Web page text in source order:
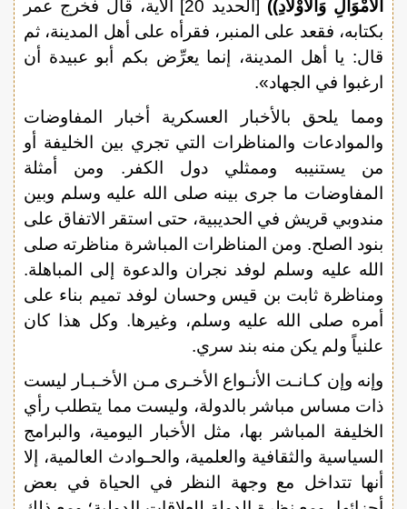
الْأَمْوَالِ وَالْأَوْلَادِ))
[الحديد 20] الآية، قال فخرج عمر
بكتابه، فقعد على المنبر، فقرأه على أهل المدينة، ثم
قال: يا أهل المدينة، إنما يعرِّض بكم أبو عبيدة أن
ارغبوا في الجهاد».
ومما يلحق بالأخبار العسكرية أخبار المفاوضات
والموادعات والمناظرات التي تجري بين الخليفة أو
من يستنيبه وممثلي دول الكفر. ومن أمثلة
المفاوضات ما جرى بينه صلى الله عليه وسلم وبين
مندوبي قريش في الحديبية، حتى استقر الاتفاق على
بنود الصلح. ومن المناظرات المباشرة مناظرته صلى
الله عليه وسلم لوفد نجران والدعوة إلى المباهلة.
ومناظرة ثابت بن قيس وحسان لوفد تميم بناء على
أمره صلى الله عليه وسلم، وغيرها. وكل هذا كان
علنياً ولم يكن منه بند سري.
وإنه وإن كـانـت الأنـواع الأخـرى مـن الأخـبـار ليست
ذات مساس مباشر بالدولة، وليست مما يتطلب رأي
الخليفة المباشر بها، مثل الأخبار اليومية، والبرامج
السياسية والثقافية والعلمية، والحـوادث العالمية، إلا
أنها تتداخل مع وجهة النظر في الحياة في بعض